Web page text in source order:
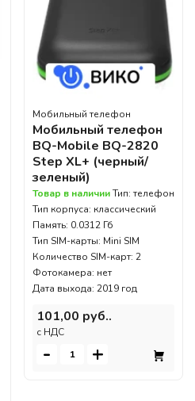
Мобильный телефон
Мобильный телефон
BQ-Mobile BQ-2820
Step XL+ (черный/
зеленый)
Товар в наличииТип: телефон
Тип корпуса: классический
Память: 0.0312 Гб
Тип SIM-карты: Mini SIM
Количество SIM-карт: 2
Фотокамера: нет
Дата выхода: 2019 год
101,00 руб..
c НДС
- +